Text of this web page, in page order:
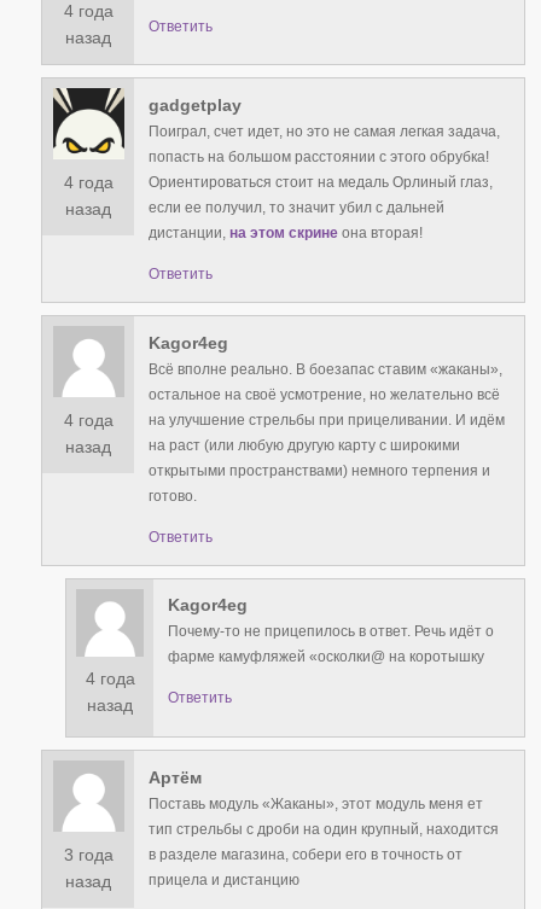
4 года
назад
Ответить
4 года
назад
gadgetplay
Поиграл, счет идет, но это не самая легкая задача,
попасть на большом расстоянии с этого обрубка!
Ориентироваться стоит на медаль Орлиный глаз,
если ее получил, то значит убил с дальней
дистанции,на этом скрине она вторая!
Ответить
4 года
назад
Kagor4eg
Всё вполне реально. В боезапас ставим «жаканы»,
остальное на своё усмотрение, но желательно всё
на улучшение стрельбы при прицеливании. И идём
на раст (или любую другую карту с широкими
открытыми пространствами) немного терпения и
готово.
Ответить
4 года
назад
Kagor4eg
Почему-то не прицепилось в ответ. Речь идёт о
фарме камуфляжей «осколки@ на коротышку
Ответить
3 года
назад
Артём
Поставь модуль «Жаканы», этот модуль меня ет
тип стрельбы с дроби на один крупный, находится
в разделе магазина, собери его в точность от
прицела и дистанцию